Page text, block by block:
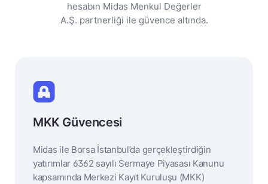
hesabın Midas Menkul Değerler
A.Ş. partnerliği ile güvence altında.
MKK Güvencesi
Midas ile Borsa İstanbul’da gerçekleştirdiğin
yatırımlar 6362 sayılı Sermaye Piyasası Kanunu
kapsamında Merkezi Kayıt Kuruluşu (MKK)